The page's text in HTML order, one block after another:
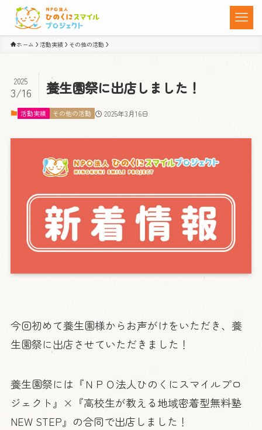
ホーム 活動実績 その他の活動
養生園祭に出店しました！
2025
3/16
活動実績 その他の活動 2025年3月16日
今回初めて養生園様からお声がけをいただき、養
生園祭に出店させていただきました！
養生園祭には『ＮＰＯ法人ひのくにスマイルプロ
ジェクト』×『高校生が教える地域密着型無料塾
NEW STEP』の合同で出店しました！